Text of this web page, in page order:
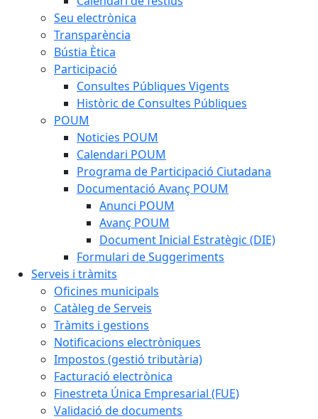
Seu electrònica
Transparència
Bústia Ètica
Participació
Consultes Públiques Vigents
Històric de Consultes Públiques
POUM
Noticies POUM
Calendari POUM
Programa de Participació Ciutadana
Documentació Avanç POUM
Anunci POUM
Avanç POUM
Document Inicial Estratègic (DIE)
Formulari de Suggeriments
Serveis i tràmits
Oficines municipals
Catàleg de Serveis
Tràmits i gestions
Notificacions electròniques
Impostos (gestió tributària)
Facturació electrònica
Finestreta Única Empresarial (FUE)
Validació de documents